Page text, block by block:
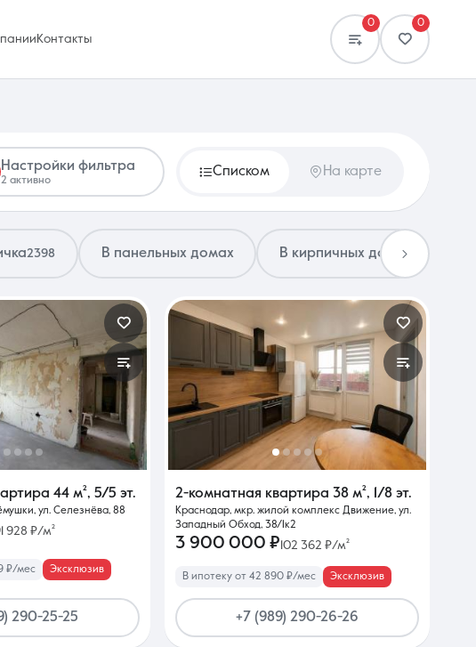
Контакты
0 0
Сравнение
Настройки фильтра
2 активно
Списком На карте
2398 В панельных домах В кирпичных домах
44 м², 5/5 эт.
ул. Селезнёва, 88
928 ₽/м²
₽/мес Эксклюзив
290-25-25
2-комнатная квартира 38 м², 1/8 эт.
Краснодар, мкр. жилой комплекс Движение, ул.
Западный Обход, 38/1к2
3 900 000 ₽ 102 362 ₽/м²
В ипотеку от 42 890 ₽/мес Эксклюзив
+7 (989) 290-26-26